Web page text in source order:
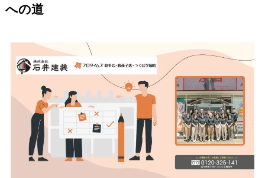
への道